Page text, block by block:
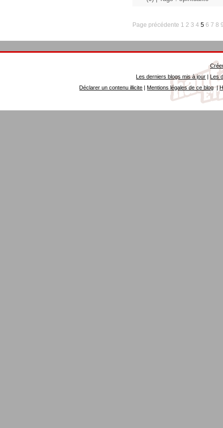
Page précédente 1 2 3 4 5 6 7 8
Les derniers blogs mis à jour
Les
Déclarer un contenu illicite
Mentions légales de ce blog|